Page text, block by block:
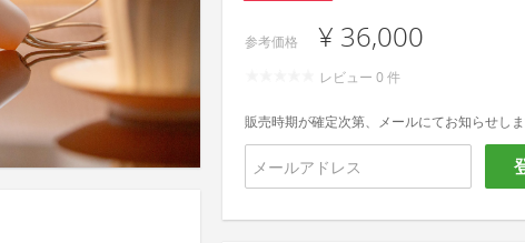
参考価格 ¥ 36,000
レビュー 0 件
販売時期が確定次第、メールにてお知らせしま